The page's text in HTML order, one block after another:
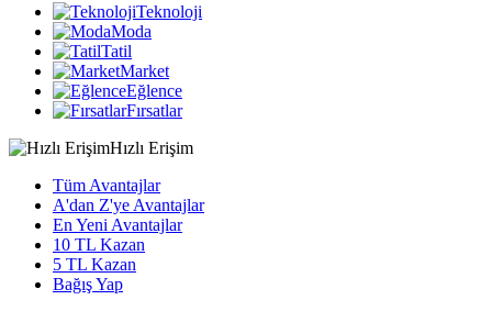
Teknoloji
Moda
Tatil
Market
Eğlence
Fırsatlar
Hızlı Erişim
Tüm Avantajlar
A'dan Z'ye Avantajlar
En Yeni Avantajlar
10 TL Kazan
5 TL Kazan
Bağış Yap